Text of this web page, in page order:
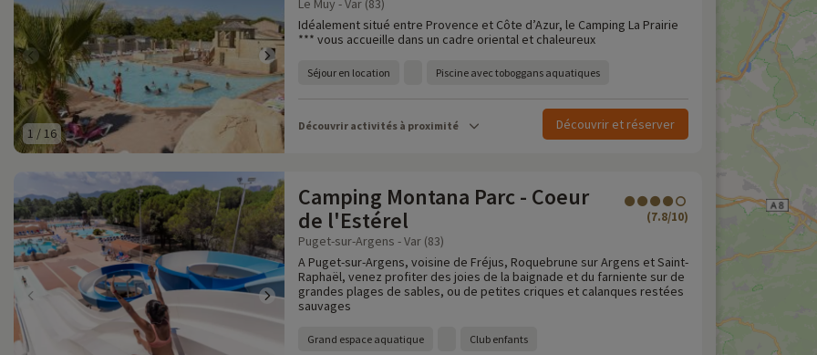
1 / 16
Le Muy - Var (83)
Idéalement situé entre Provence et Côte d’Azur, le Camping La Prairie
*** vous accueille dans un cadre oriental et chaleureux
Séjour en location Piscine avec toboggans aquatiques
Découvrir activités à proximité Découvrir et réserver
Camping Montana Parc - Coeur
de l'Estérel
(7.8/10)
Puget-sur-Argens - Var (83)
A Puget-sur-Argens, voisine de Fréjus, Roquebrune sur Argens et Saint-
Raphaël, venez profiter des joies de la baignade et du farniente sur de
grandes plages de sables, ou de petites criques et calanques restées
sauvages
Grand espace aquatique Club enfants